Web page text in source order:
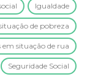
Igualdade
de pobreza
em situação de rua
Seguridade Social